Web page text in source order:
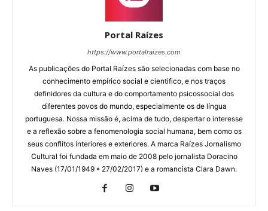
Portal Raízes
https://www.portalraizes.com
As publicações do Portal Raízes são selecionadas com base no
conhecimento empírico social e cientifico, e nos traços
definidores da cultura e do comportamento psicossocial dos
diferentes povos do mundo, especialmente os de língua
portuguesa. Nossa missão é, acima de tudo, despertar o interesse
e a reflexão sobre a fenomenologia social humana, bem como os
seus conflitos interiores e exteriores. A marca Raízes Jornalismo
Cultural foi fundada em maio de 2008 pelo jornalista Doracino
Naves (17/01/1949 * 27/02/2017) e a romancista Clara Dawn.